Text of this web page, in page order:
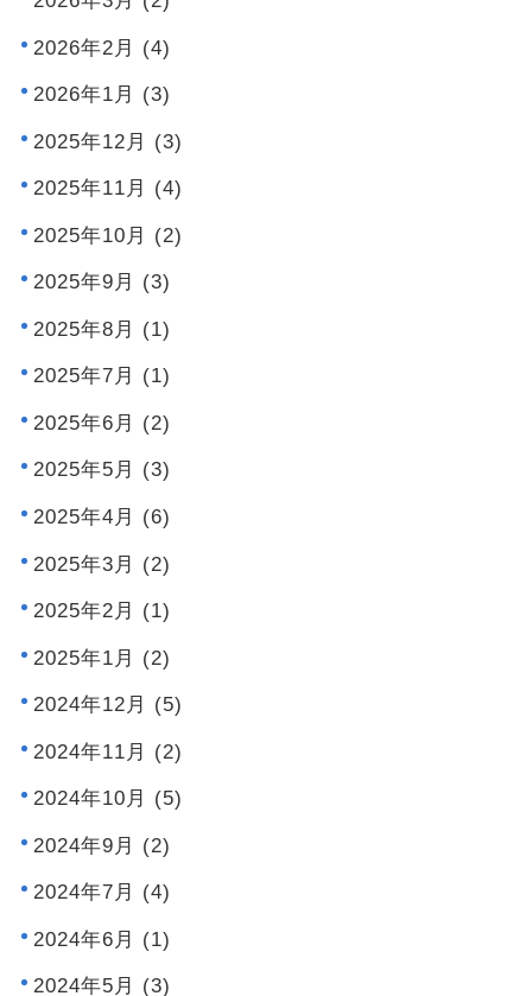
2026年2月 (4)
2026年1月 (3)
2025年12月 (3)
2025年11月 (4)
2025年10月 (2)
2025年9月 (3)
2025年8月 (1)
2025年7月 (1)
2025年6月 (2)
2025年5月 (3)
2025年4月 (6)
2025年3月 (2)
2025年2月 (1)
2025年1月 (2)
2024年12月 (5)
2024年11月 (2)
2024年10月 (5)
2024年9月 (2)
2024年7月 (4)
2024年6月 (1)
2024年5月 (3)